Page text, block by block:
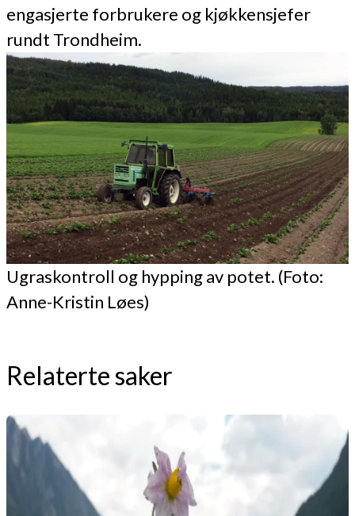
engasjerte forbrukere og kjøkkensjefer
rundt Trondheim.
Ugraskontroll og hypping av potet. (Foto:
Anne-Kristin Løes)
Relaterte saker